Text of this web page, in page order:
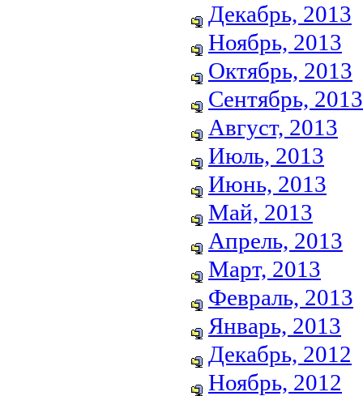
Декабрь, 2013
Ноябрь, 2013
Октябрь, 2013
Сентябрь, 2013
Август, 2013
Июль, 2013
Июнь, 2013
Май, 2013
Апрель, 2013
Март, 2013
Февраль, 2013
Январь, 2013
Декабрь, 2012
Ноябрь, 2012